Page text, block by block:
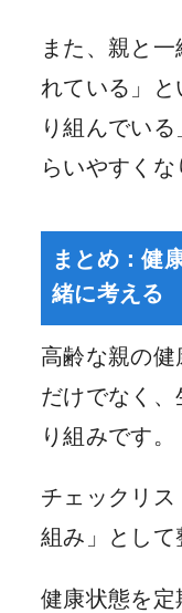
また、親と
れている」
り組んでい
らいやすくな
まとめ：健
緒に考える
高齢な親の
だけでなく
り組みです。
チェックリ
組み」として
健康状態を